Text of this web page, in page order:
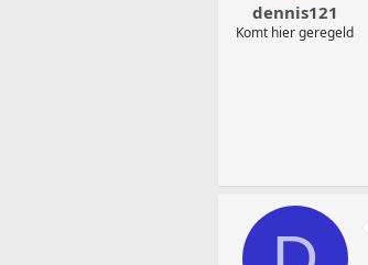
dennis121
Komt hier geregeld